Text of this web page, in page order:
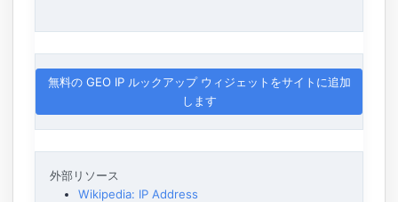
無料の GEO IP ルックアップ ウィジェットをサイトに追加
します
外部リソース
Wikipedia: IP Address